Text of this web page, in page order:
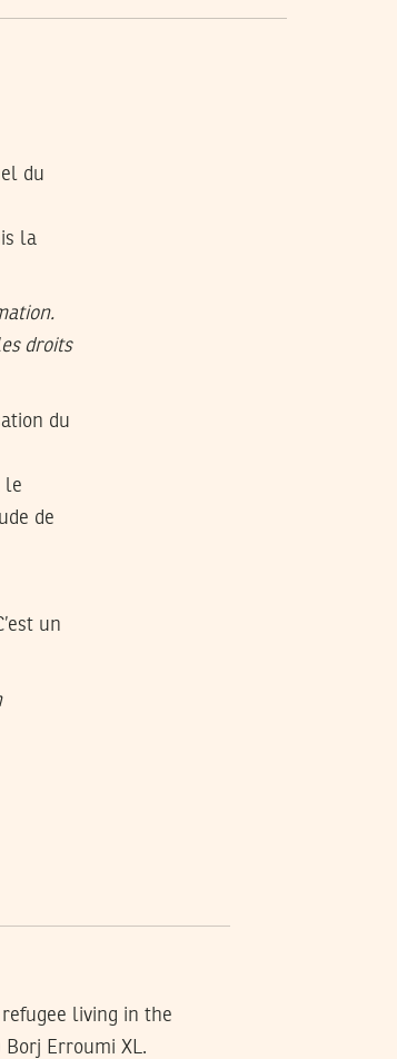
du
la
droits
du
le
de
un
refugee living in the
Borj Erroumi XL.